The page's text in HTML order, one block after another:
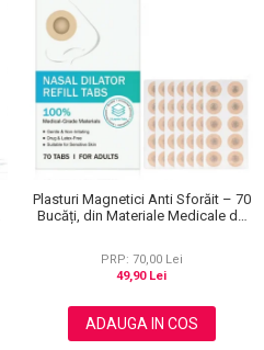
Plasturi Magnetici Anti Sforăit – 70
Bucăți, din Materiale Medicale de
PRP: 70,00 Lei
49,90 Lei
ADAUGA IN COS